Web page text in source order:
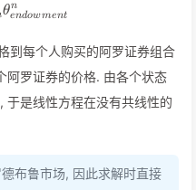
= 1}^N \theta^n
θendowment
n
到每个人购买的阿罗证券组合
阿罗证券的价格. 由各个状态
于是线性方程在没有共线性的
布鲁市场, 因此求解时直接